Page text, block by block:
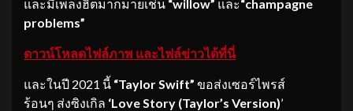
และมีเพลงฮิตมากมายเช่น “willow” และ“champagne
problems”
ดาวน์โหลดไฟล์ภาพ และไฟล์ข่าวได้ที่นี่
และในปี 2021 นี้ “Taylor Swift” ขอส่งเซอร์ไพรส์
ร้อนๆ ส่งซิงเกิล ‘Love Story (Taylor’s Version)’